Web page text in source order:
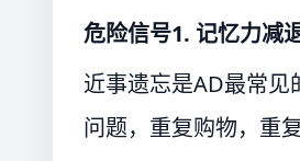
危险信号1. 记忆力减
近事遗忘是AD最常
问题，重复购物，重